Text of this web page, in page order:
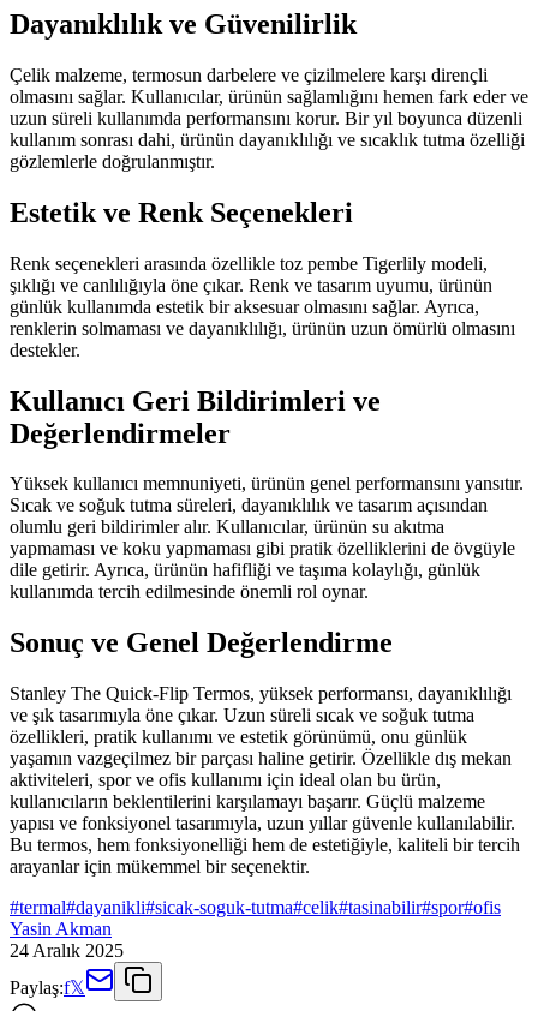
Dayanıklılık ve Güvenilirlik
Çelik malzeme, termosun darbelere ve çizilmelere karşı dirençli
olmasını sağlar. Kullanıcılar, ürünün sağlamlığını hemen fark eder ve
uzun süreli kullanımda performansını korur. Bir yıl boyunca düzenli
kullanım sonrası dahi, ürünün dayanıklılığı ve sıcaklık tutma özelliği
gözlemlerle doğrulanmıştır.
Estetik ve Renk Seçenekleri
Renk seçenekleri arasında özellikle toz pembe Tigerlily modeli,
şıklığı ve canlılığıyla öne çıkar. Renk ve tasarım uyumu, ürünün
günlük kullanımda estetik bir aksesuar olmasını sağlar. Ayrıca,
renklerin solmaması ve dayanıklılığı, ürünün uzun ömürlü olmasını
destekler.
Kullanıcı Geri Bildirimleri ve
Değerlendirmeler
Yüksek kullanıcı memnuniyeti, ürünün genel performansını yansıtır.
Sıcak ve soğuk tutma süreleri, dayanıklılık ve tasarım açısından
olumlu geri bildirimler alır. Kullanıcılar, ürünün su akıtma
yapmaması ve koku yapmaması gibi pratik özelliklerini de övgüyle
dile getirir. Ayrıca, ürünün hafifliği ve taşıma kolaylığı, günlük
kullanımda tercih edilmesinde önemli rol oynar.
Sonuç ve Genel Değerlendirme
Stanley The Quick-Flip Termos, yüksek performansı, dayanıklılığı
ve şık tasarımıyla öne çıkar. Uzun süreli sıcak ve soğuk tutma
özellikleri, pratik kullanımı ve estetik görünümü, onu günlük
yaşamın vazgeçilmez bir parçası haline getirir. Özellikle dış mekan
aktiviteleri, spor ve ofis kullanımı için ideal olan bu ürün,
kullanıcıların beklentilerini karşılamayı başarır. Güçlü malzeme
yapısı ve fonksiyonel tasarımıyla, uzun yıllar güvenle kullanılabilir.
Bu termos, hem fonksiyonelliği hem de estetiğiyle, kaliteli bir tercih
arayanlar için mükemmel bir seçenektir.
#termal#dayanikli#sicak-soguk-tutma#celik#tasinabilir#spor#ofis
Yasin Akman
24 Aralık 2025
Paylaş:f𝕏